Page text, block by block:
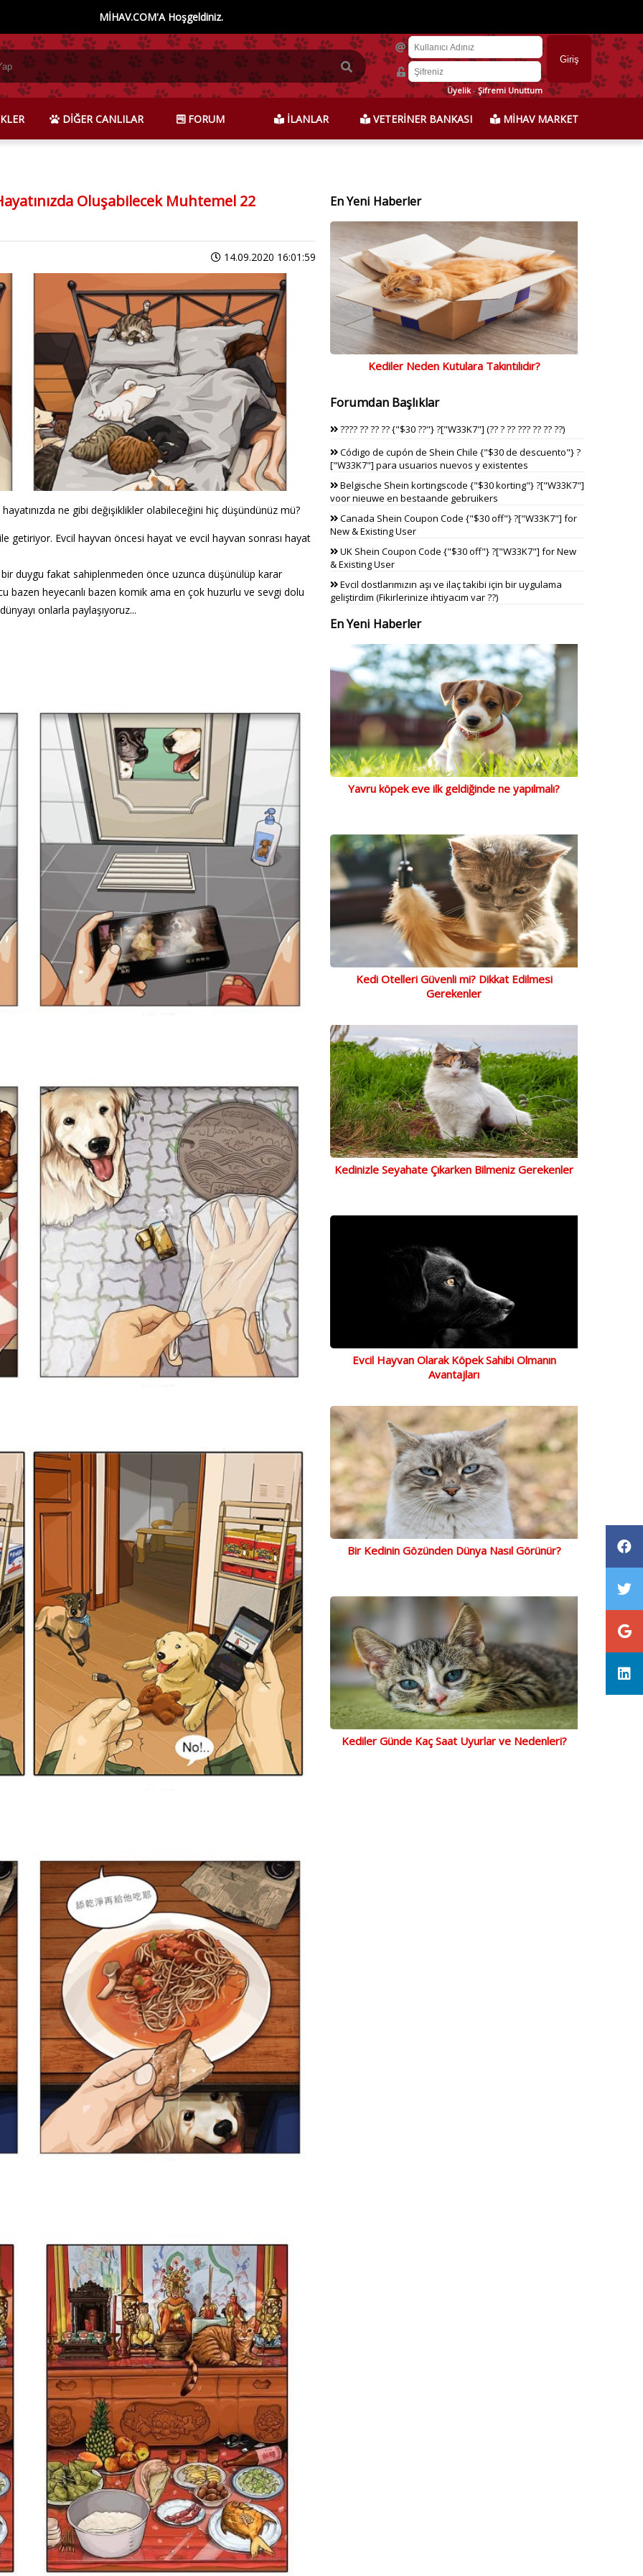
MİHAV.COM'A Hoşgeldiniz.
Üyelik-Şifremi Unuttum
DİĞER CANLILAR FORUM İLANLAR VETERİNER BANKASI MİHAV MARKET
Oluşabilecek Muhtemel 22
14.09.2020 16:01:59
ne gibi değişiklikler olabileceğini hiç düşündünüz mü?
getiriyor. Evcil hayvan öncesi hayat ve evcil hayvan sonrası hayat
duygu fakat sahiplenmeden önce uzunca düşünülüp karar
heyecanlı bazen komik ama en çok huzurlu ve sevgi dolu
onlarla paylaşıyoruz...
En Yeni Haberler
Kediler Neden Kutulara Takıntılıdır?
Forumdan Başlıklar
???? ?? ?? ?? {"$30 ??"} ?["W33K7"] (?? ? ?? ??? ?? ?? ??)
Código de cupón de Shein Chile {"$30 de descuento"} ?
["W33K7"] para usuarios nuevos y existentes
Belgische Shein kortingscode {"$30 korting"} ?["W33K7"]
voor nieuwe en bestaande gebruikers
Canada Shein Coupon Code {"$30 off"} ?["W33K7"] for
New & Existing User
UK Shein Coupon Code {"$30 off"} ?["W33K7"] for New
& Existing User
Evcil dostlarımızın aşı ve ilaç takibi için bir uygulama
geliştirdim (Fikirlerinize ihtiyacım var ??)
En Yeni Haberler
Yavru köpek eve ilk geldiğinde ne yapılmalı?
Kedi Otelleri Güvenli mi? Dikkat Edilmesi
Gerekenler
Kedinizle Seyahate Çıkarken Bilmeniz Gerekenler
Evcil Hayvan Olarak Köpek Sahibi Olmanın
Avantajları
Bir Kedinin Gözünden Dünya Nasıl Görünür?
Kediler Günde Kaç Saat Uyurlar ve Nedenleri?